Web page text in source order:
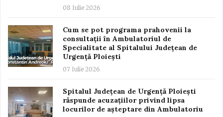
08 Iulie 2026
Cum se pot programa prahovenii la
consultații în Ambulatoriul de
Specialitate al Spitalului Județean de
Urgență Ploiești
07 Iulie 2026
Spitalul Județean de Urgență Ploiești
răspunde acuzațiilor privind lipsa
locurilor de așteptare din Ambulatoriu